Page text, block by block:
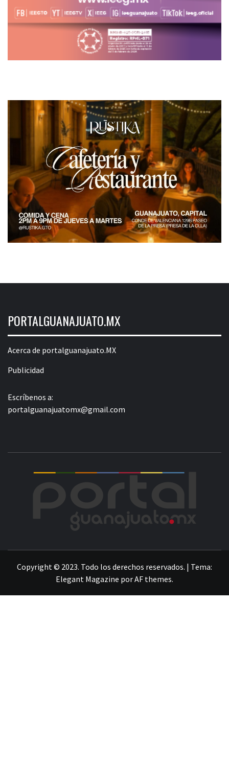
PORTALGUANAJUATO.MX
Acerca de portalguanajuato.MX
Publicidad
Escríbenos a:
portalguanajuatomx@gmail.com
Copyright © 2023. Todo los derechos reservados. | Tema:
Elegant Magazine porAF themes.